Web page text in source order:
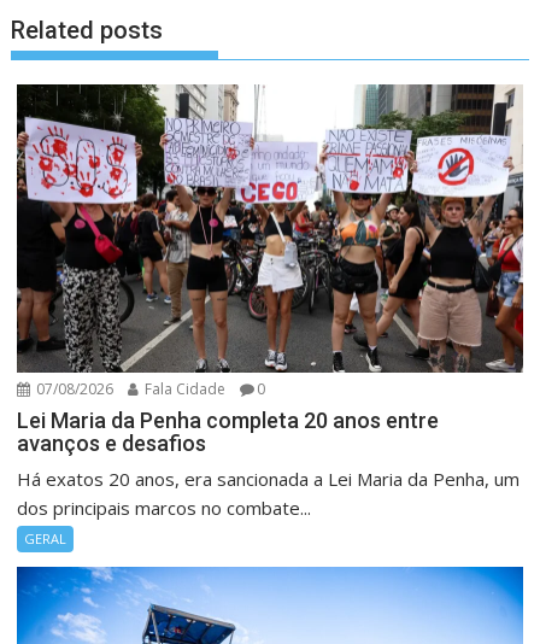
Related posts
07/08/2026 Fala Cidade 0
Lei Maria da Penha completa 20 anos entre
avanços e desafios
Há exatos 20 anos, era sancionada a Lei Maria da Penha, um
dos principais marcos no combate...
GERAL